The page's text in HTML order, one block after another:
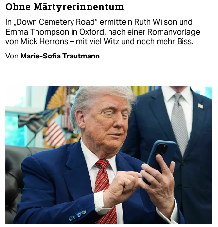
Ohne Märtyrerinnentum
In „Down Cemetery Road“ ermitteln Ruth Wilson und
Emma Thompson in Oxford, nach einer Romanvorlage
von Mick Herrons – mit viel Witz und noch mehr Biss.
Von Marie-Sofia Trautmann